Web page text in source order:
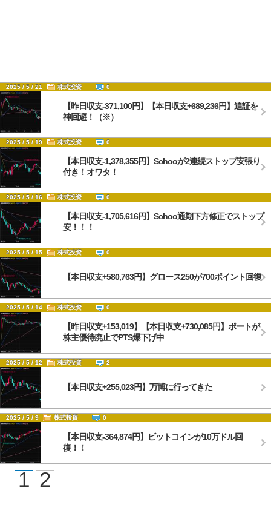
2025 / 5 / 21 株式投資 0
【昨日収支-371,100円】【本日収支+689,236円】追証を
神回避！（※）
2025 / 5 / 19 株式投資 0
【本日収支-1,378,355円】Schooが2連続ストップ安張り
付き！オワタ！
2025 / 5 / 16 株式投資 0
【本日収支-1,705,616円】Schoo通期下方修正でストップ
安！！！
2025 / 5 / 15 株式投資 0
【本日収支+580,763円】グロース250が700ポイント回復
2025 / 5 / 14 株式投資 0
【昨日収支+153,019】【本日収支+730,085円】ポートが
株主優待廃止でPTS爆下げ中
2025 / 5 / 12 株式投資 2
【本日収支+255,023円】万博に行ってきた
2025 / 5 / 9 株式投資 0
【本日収支-364,874円】ビットコインが10万ドル回
復！！
1 2